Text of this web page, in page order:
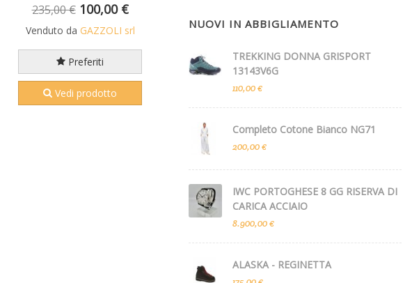
235,00 € 100,00 €
Venduto da GAZZOLI srl
Preferiti
Vedi prodotto
Venduto daMistyk Boutique
Preferiti
Vedi prodotto
NUOVI IN ABBIGLIAMENTO
TREKKING DONNA GRISPORT
13143V6G
110,00 €
Completo Cotone Bianco NG71
200,00 €
IWC PORTOGHESE 8 GG RISERVA DI
CARICA ACCIAIO
8.900,00 €
ALASKA - REGINETTA